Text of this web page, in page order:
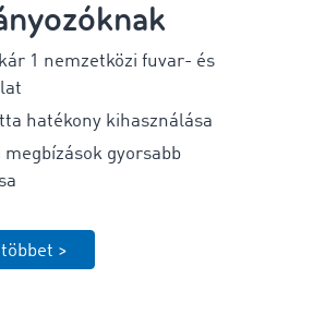
1 nemzetközi fuvar- és
hatékony kihasználása
gyorsabb
többet >